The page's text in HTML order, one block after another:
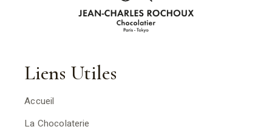
Liens Utiles
Accueil
La Chocolaterie